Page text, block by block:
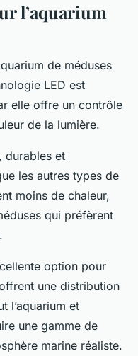
l’aquarium
de méduses
LED est
elle offre un contrôle
de la lumière.
durables et
les autres types de
moins de chaleur,
qui préfèrent
option pour
une distribution
l’aquarium et
une gamme de
marine réaliste.